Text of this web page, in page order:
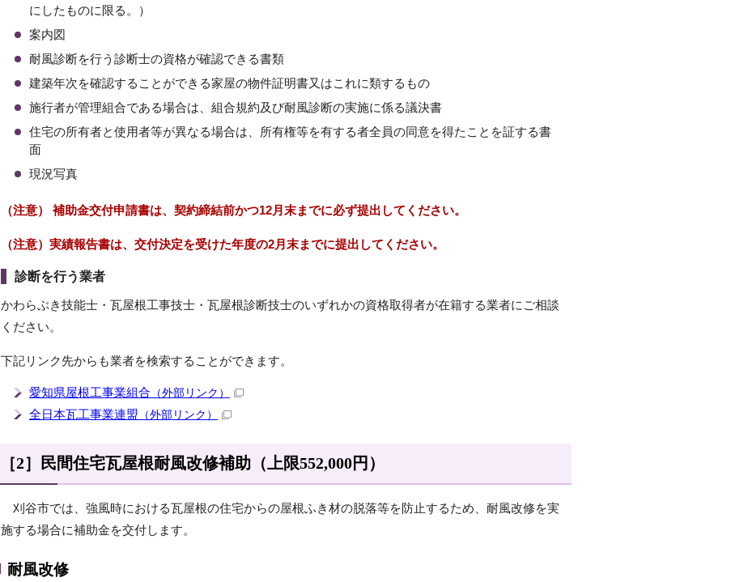
にしたものに限る。）
案内図
耐風診断を行う診断士の資格が確認できる書類
建築年次を確認することができる家屋の物件証明書又はこれに類するもの
施行者が管理組合である場合は、組合規約及び耐風診断の実施に係る議決書
住宅の所有者と使用者等が異なる場合は、所有権等を有する者全員の同意を得たことを証する書
面
現況写真
（注意） 補助金交付申請書は、契約締結前かつ12月末までに必ず提出してください。
（注意）実績報告書は、交付決定を受けた年度の2月末までに提出してください。
診断を行う業者
かわらぶき技能士・瓦屋根工事技士・瓦屋根診断技士のいずれかの資格取得者が在籍する業者にご相談
ください。
下記リンク先からも業者を検索することができます。
愛知県屋根工事業組合 （外部リンク）
全日本瓦工事業連盟 （外部リンク）
［2］民間住宅瓦屋根耐風改修補助（上限552,000円）
刈谷市では、強風時における瓦屋根の住宅からの屋根ふき材の脱落等を防止するため、耐風改修を実
施する場合に補助金を交付します。
耐風改修